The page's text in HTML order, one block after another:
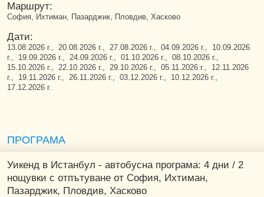
Маршрут:
София, Ихтиман, Пазарджик, Пловдив, Хасково
Дати:
13.08.2026 г., 20.08.2026 г., 27.08.2026 г., 04.09.2026 г., 10.09.2026
г., 19.09.2026 г., 24.09.2026 г., 01.10.2026 г., 08.10.2026 г.,
15.10.2026 г., 22.10.2026 г., 29.10.2026 г., 05.11.2026 г., 12.11.2026
г., 19.11.2026 г., 26.11.2026 г., 03.12.2026 г., 10.12.2026 г.,
17.12.2026 г.
ПРОГРАМА
Уикенд в Истанбул - автобусна програма: 4 дни / 2
нощувки с отпътуване от София, Ихтиман,
Пазарджик, Пловдив, Хасково